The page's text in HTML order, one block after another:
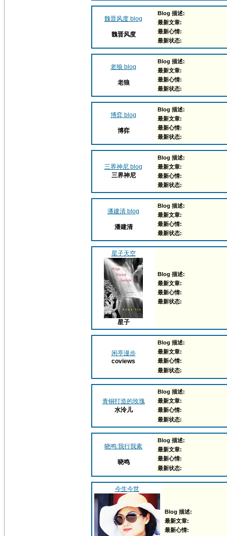
魏晋风度 blog
魏晋风度
Blog 描述:
最新文章:
最新心情:
最新状态:
老狼 blog
老狼
Blog 描述:
最新文章:
最新心情:
最新状态:
博弈 blog
博弈
Blog 描述:
最新文章:
最新心情:
最新状态:
三界神尼 blog
三界神尼
Blog 描述:
最新文章:
最新心情:
最新状态:
潘建清 blog
潘建清
Blog 描述:
最新文章:
最新心情:
最新状态:
星子天空
星子
Blog 描述:
最新文章:
最新心情:
最新状态:
闲亭漫步
coviews
Blog 描述:
最新文章:
最新心情:
最新状态:
青铜打造的玫瑰
水泠儿
Blog 描述:
最新文章:
最新心情:
最新状态:
晓鸣:我行我素
晓鸣
Blog 描述:
最新文章:
最新心情:
最新状态:
今生今世
Blog 描述:
最新文章:
最新心情: